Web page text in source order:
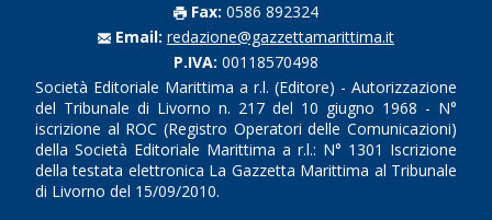
Fax: 0586 892324
Email: redazione@gazzettamarittima.it
P.IVA: 00118570498
Società Editoriale Marittima a r.l. (Editore) - Autorizzazione
del Tribunale di Livorno n. 217 del 10 giugno 1968 - N°
iscrizione al ROC (Registro Operatori delle Comunicazioni)
della Società Editoriale Marittima a r.l.: N° 1301 Iscrizione
della testata elettronica La Gazzetta Marittima al Tribunale
di Livorno del 15/09/2010.